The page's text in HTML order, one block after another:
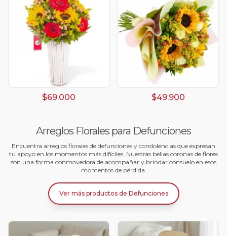
$69.000 $49.900
Arreglos Florales para Defunciones
Encuentra arreglos florales de defunciones y condolencias que expresan
tu apoyo en los momentos más difíciles. Nuestras bellas coronas de flores
son una forma conmovedora de acompañar y brindar consuelo en esos
momentos de pérdida.
Ver más productos de Defunciones